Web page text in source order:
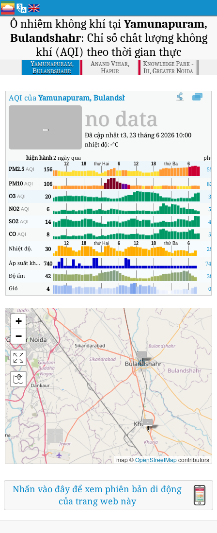
Ô nhiễm không khí tạiYamunapuram,
Bulandshahr: Chỉ số chất lượng không
khí (AQI) theo thời gian thực
Yamunapuram,
Bulandshahr
Anand Vihar,
Hapur
Knowledge Park -
Iii, Greater Noida
AQI củaYamunapuram, Bulandshahr Chỉ số chất lượng không
- no data
Đã cập nhật t3, 23 tháng 6 2026 10:00
nhiệt độ:-°C
hiện hành2 ngày qua phút
PM2.5AQI 156
55
PM10AQI 106
82
O3AQI 20
3
NO2AQI 6
5
SO2AQI 14
4
COAQI 8
5
Nhiệt độ.
30
29
Áp suất không khí 740
740
Độ ẩm
42
38
Gió
4 0
+
−
map ©OpenStreetMapcontributors
Nhấn vào đây để xem phiên bản di động
của trang web này